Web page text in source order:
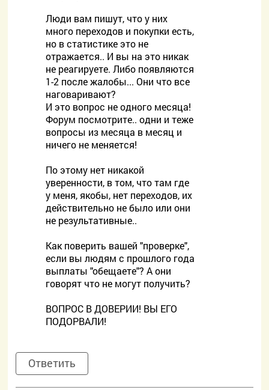
Люди вам пишут, что у них
много переходов и покупки есть,
но в статистике это не
отражается.. И вы на это никак
не реагируете. Либо появляются
1-2 после жалобы... Они что все
наговаривают?
И это вопрос не одного месяца!
Форум посмотрите.. одни и теже
вопросы из месяца в месяц и
ничего не меняется!
По этому нет никакой
уверенности, в том, что там где
у меня, якобы, нет переходов, их
действительно не было или они
не результативные..
Как поверить вашей "проверке",
если вы людям с прошлого года
выплаты "обещаете"? А они
говорят что не могут получить?
ВОПРОС В ДОВЕРИИ! ВЫ ЕГО
ПОДОРВАЛИ!
Ответить